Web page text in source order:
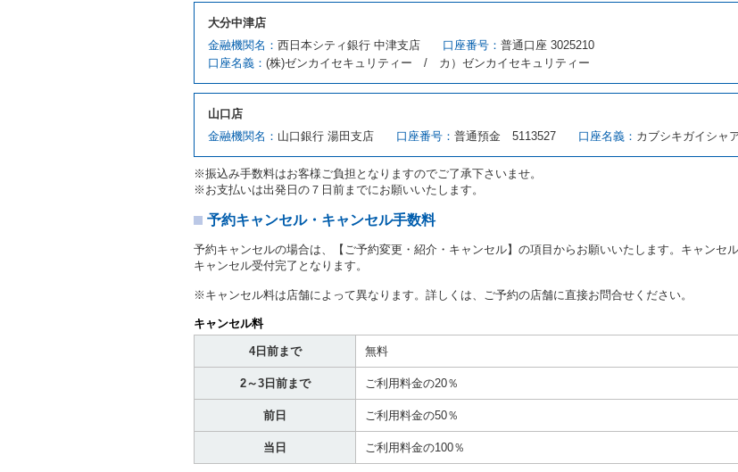
運転者は、貸渡契約の締結にあたり、約款及び細則で運転者の義務と定められた事項を遵守す
当社は、監督官庁の基本通達（注１）に基づき、貸渡簿(貸渡原票)及び第１３条第１項に規定
許の種類及び運転免許証（注２）の番号を記載し、又は運転者の運転免許証の写しを添付す
対し、借受人の指定する運転者（以下「運転者」といいます。）の運転免許証の提示を求め
注１）監督官庁の基本通達とは、国土交通省自動車交通局長通達「レンタカーに関する基本
転免許証をいいます。
当社は、貸渡契約の締結にあたり、借受人及び運転者に対し、運転免許証のほかに本人確認
書類の写しをとることがあります。
当社は、貸渡契約の締結にあたり、借受人に対し、クレジットカード若しくは現金による支
ることがあります。
当社は、借受人又は運転者が前3項に従わない場合は、貸渡契約の締結を拒絶するとともに、
なお、この場合の予約申込金等の扱いについては、第4条第5項を適用するものとします。
第８条（貸渡契約の締結の拒絶）
借受人（運転者）が次の各号のいずれかに該当するときは、貸渡契約を締結することができ
① 貸し渡すレンタカーの運転に必要な運転免許証を有していないとき、又は運転免許証の
わらず、その運転者の運転免許証の写しの提出に同意しないとき。 ② 酒気を帯びていると
③ 麻薬、覚せい剤、シンナー、危険ドラッグ等による中毒症状等を呈していると認められる
④ チャイルドシートがないにもかかわらず６才未満の幼児を同乗させるとき。
⑤ 指定暴力団若しくは指定暴力団関係団体の構成員若しくは関係者又はその他の反社会的
き。
大分中津店
金融機関名： 西日本シティ銀行 中津支店 口座番号： 普通口座 3025210
口座名義： (株)ゼンカイセキュリティー / カ）ゼンカイセキュリティー
山口店
金融機関名： 山口銀行 湯田支店 口座番号： 普通預金 5113527 口座名義： カブシキガイシャ
※振込み手数料はお客様ご負担となりますのでご了承下さいませ。
※お支払いは出発日の７日前までにお願いいたします。
予約キャンセル・キャンセル手数料
予約キャンセルの場合は、【ご予約変更・紹介・キャンセル】の項目からお願いいたします。キャンセ
キャンセル受付完了となります。
※キャンセル料は店舗によって異なります。詳しくは、ご予約の店舗に直接お問合せください。
キャンセル料
4日前まで 無料
2～3日前まで ご利用料金の20％
前日 ご利用料金の50％
当日 ご利用料金の100％